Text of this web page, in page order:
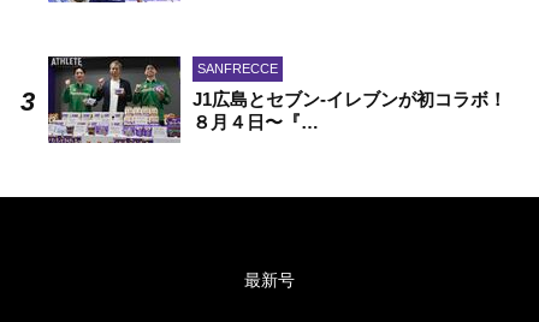
SANFRECCE
J1広島とセブン-イレブンが初コラボ！
８月４日〜『…
最新号